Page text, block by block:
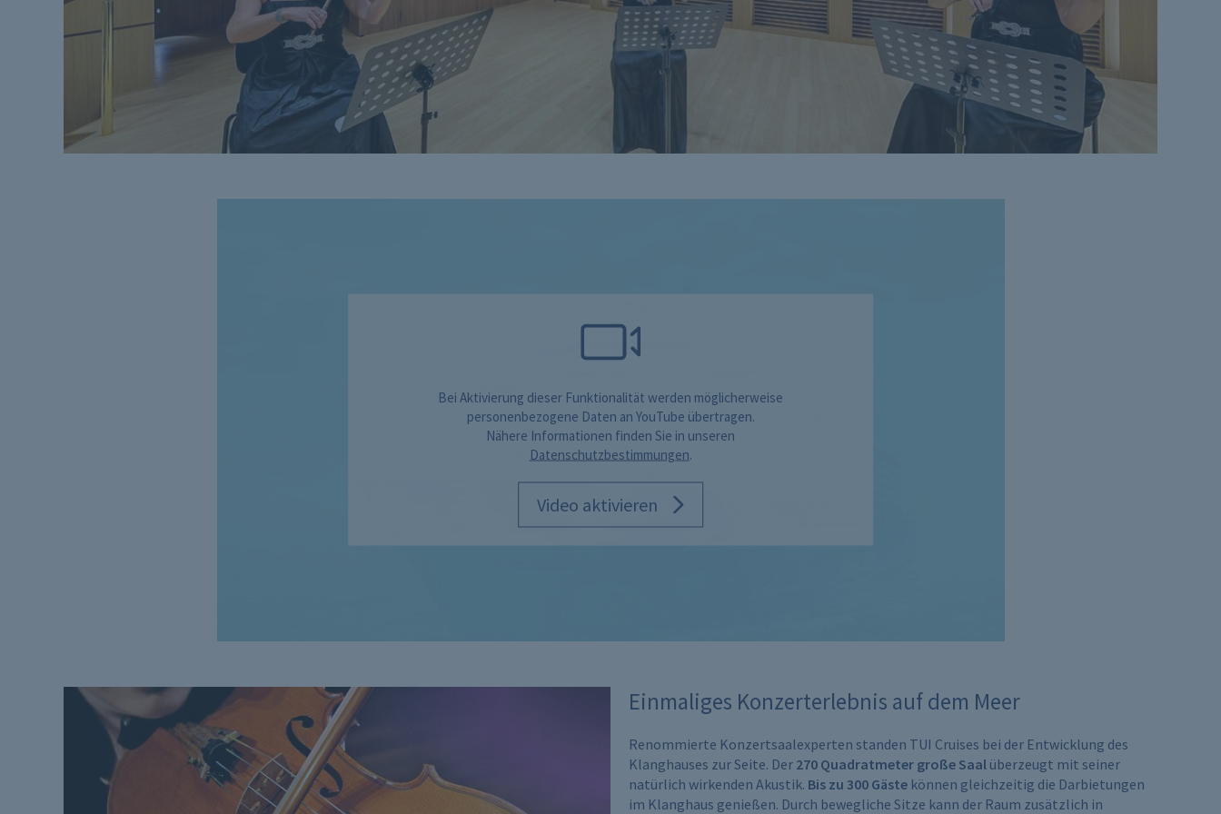
Bei Aktivierung dieser Funktionalität werden möglicherweise
personenbezogene Daten an YouTube übertragen.
Nähere Informationen finden Sie in unseren
Datenschutzbestimmungen.
Video aktivieren
Einmaliges Konzerterlebnis auf dem Meer
Renommierte Konzertsaalexperten standen TUI Cruises bei der Entwicklung des
Klanghauses zur Seite. Der 270 Quadratmeter große Saal überzeugt mit seiner
natürlich wirkenden Akustik. Bis zu 300 Gäste können gleichzeitig die Darbietungen
im Klanghaus genießen. Durch bewegliche Sitze kann der Raum zusätzlich in